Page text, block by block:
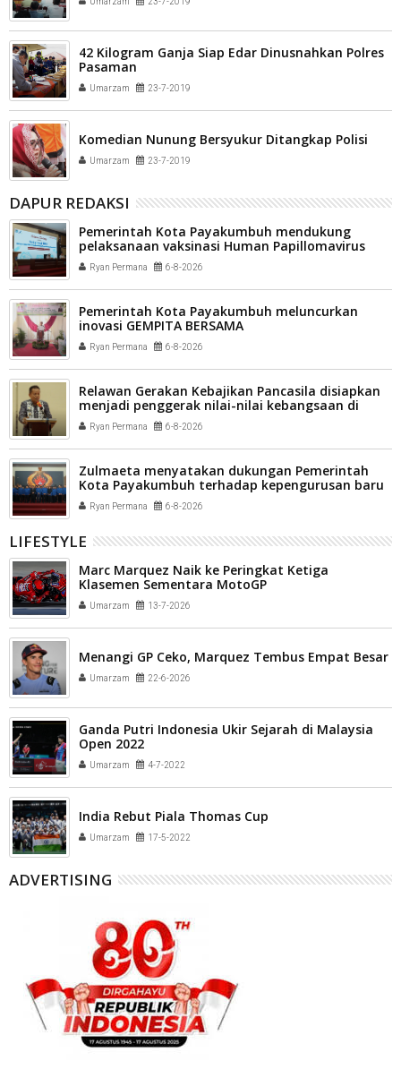
42 Kilogram Ganja Siap Edar Dinusnahkan Polres
Pasaman
Umarzam 23-7-2019
Komedian Nunung Bersyukur Ditangkap Polisi
Umarzam 23-7-2019
DAPUR REDAKSI
Pemerintah Kota Payakumbuh mendukung
pelaksanaan vaksinasi Human Papillomavirus
(HPV) bagi aparatur sipil negara (ASN) dan
masyarakat
Ryan Permana 6-8-2026
Pemerintah Kota Payakumbuh meluncurkan
inovasi GEMPITA BERSAMA
Ryan Permana 6-8-2026
Relawan Gerakan Kebajikan Pancasila disiapkan
menjadi penggerak nilai-nilai kebangsaan di
tengah masyarakat Kota Payakumbuh
Ryan Permana 6-8-2026
Zulmaeta menyatakan dukungan Pemerintah
Kota Payakumbuh terhadap kepengurusan baru
Komite Olahraga Nasional Indonesia (KONI) Kota
Payakumbuh
Ryan Permana 6-8-2026
LIFESTYLE
Marc Marquez Naik ke Peringkat Ketiga
Klasemen Sementara MotoGP
Umarzam 13-7-2026
Menangi GP Ceko, Marquez Tembus Empat Besar
Umarzam 22-6-2026
Ganda Putri Indonesia Ukir Sejarah di Malaysia
Open 2022
Umarzam 4-7-2022
India Rebut Piala Thomas Cup
Umarzam 17-5-2022
ADVERTISING